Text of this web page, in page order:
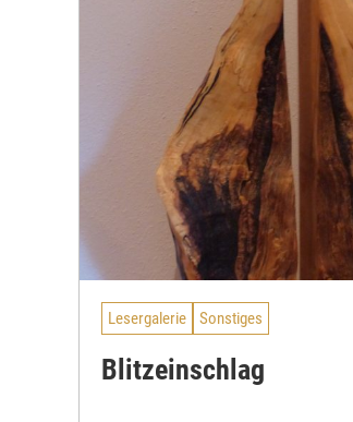
Lesergalerie Sonstiges
Blitzeinschlag